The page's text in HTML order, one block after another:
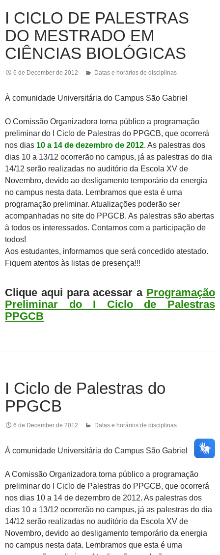
I CICLO DE PALESTRAS
DO MESTRADO EM
CIÊNCIAS BIOLÓGICAS
6 de December de 2012 Datas e horários de disciplinas
À comunidade Universitária do Campus São Gabriel
O Comissão Organizadora torna público a programação
preliminar do I Ciclo de Palestras do PPGCB, que ocorrerá
nos dias 10 a 14 de dezembro de 2012. As palestras dos
dias 10 a 13/12 ocorrerão no campus, já as palestras do dia
14/12 serão realizadas no auditório da Escola XV de
Novembro, devido ao desligamento temporário da energia
no campus nesta data. Lembramos que esta é uma
programação preliminar. Atualizações poderão ser
acompanhadas no site do PPGCB. As palestras são abertas
à todos os interessados. Contamos com a participação de
todos!
Aos estudantes, informamos que será concedido atestado.
Fiquem atentos às listas de presença!!!
Clique aqui para acessar a Programação
Preliminar do I Ciclo de Palestras
PPGCB
I Ciclo de Palestras do
PPGCB
6 de December de 2012 Datas e horários de disciplinas
Á comunidade Universitária do Campus São Gabriel
A Comissão Organizadora torna público a programação
preliminar do I Ciclo de Palestras do PPGCB, que ocorrerá
nos dias 10 a 14 de dezembro de 2012. As palestras dos
dias 10 a 13/12 ocorrerão no campus, já as palestras do dia
14/12 serão realizadas no auditório da Escola XV de
Novembro, devido ao desligamento temporário da energia
no campus nesta data. Lembramos que esta é uma